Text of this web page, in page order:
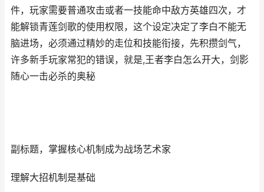
件，玩家需要普通攻击或者一技能命中敌方英雄四次，才
能解锁青莲剑歌的使用权限，这个设定决定了李白不能无
脑进场，必须通过精妙的走位和技能衔接，先积攒剑气，
许多新手玩家常犯的错误，就是,王者李白怎么开大，剑影
随心一击必杀的奥秘
副标题，掌握核心机制成为战场艺术家
理解大招机制是基础